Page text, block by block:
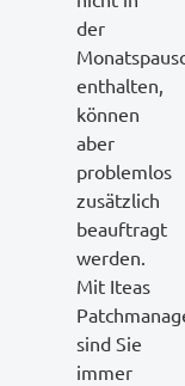
der
enthalten,
können
aber
problemlos
zusätzlich
beauftragt
werden.
Mit Iteas
sind Sie
immer